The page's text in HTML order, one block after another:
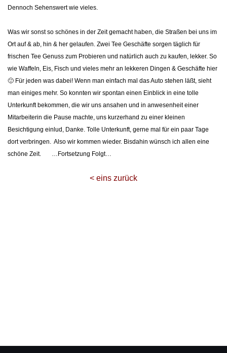
Dennoch Sehenswert wie vieles.
Was wir sonst so schönes in der Zeit gemacht haben, die Straßen bei uns im
Ort auf & ab, hin & her gelaufen. Zwei Tee Geschäfte sorgen täglich für
frischen Tee Genuss zum Probieren und natürlich auch zu kaufen, lekker. So
wie Waffeln, Eis, Fisch und vieles mehr an lekkeren Dingen & Geschäfte hier
🙂 Für jeden was dabei! Wenn man einfach mal das Auto stehen läßt, sieht
man einiges mehr. So konnten wir spontan einen Einblick in eine tolle
Unterkunft bekommen, die wir uns ansahen und in anwesenheit einer
Mitarbeiterin die Pause machte, uns kurzerhand zu einer kleinen
Besichtigung einlud, Danke. Tolle Unterkunft, gerne mal für ein paar Tage
dort verbringen. Also wir kommen wieder. Bisdahin wünsch ich allen eine
schöne Zeit. …Fortsetzung Folgt…
< eins zurück